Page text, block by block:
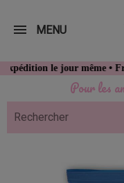
Pour les
jour même • Frais de port
MENU